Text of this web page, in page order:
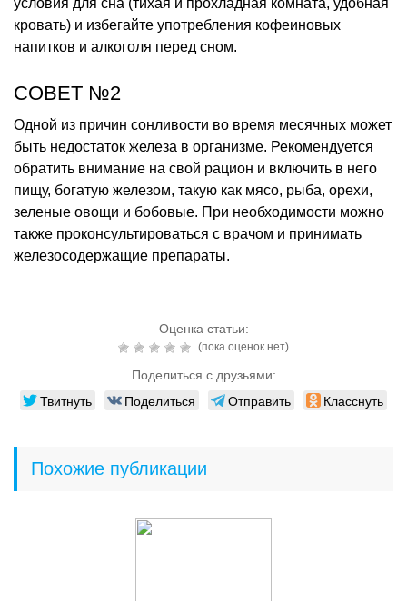
кровать) и избегайте употребления кофеиновых
напитков и алкоголя перед сном.
СОВЕТ №2
Одной из причин сонливости во время месячных может
быть недостаток железа в организме. Рекомендуется
обратить внимание на свой рацион и включить в него
пищу, богатую железом, такую как мясо, рыба, орехи,
зеленые овощи и бобовые. При необходимости можно
также проконсультироваться с врачом и принимать
железосодержащие препараты.
Оценка статьи:
(пока оценок нет)
Поделиться с друзьями:
Твитнуть Поделиться Отправить Класснуть
Похожие публикации